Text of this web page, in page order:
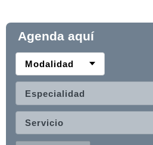
Agenda aquí
Modalidad
Especialidad
Servicio